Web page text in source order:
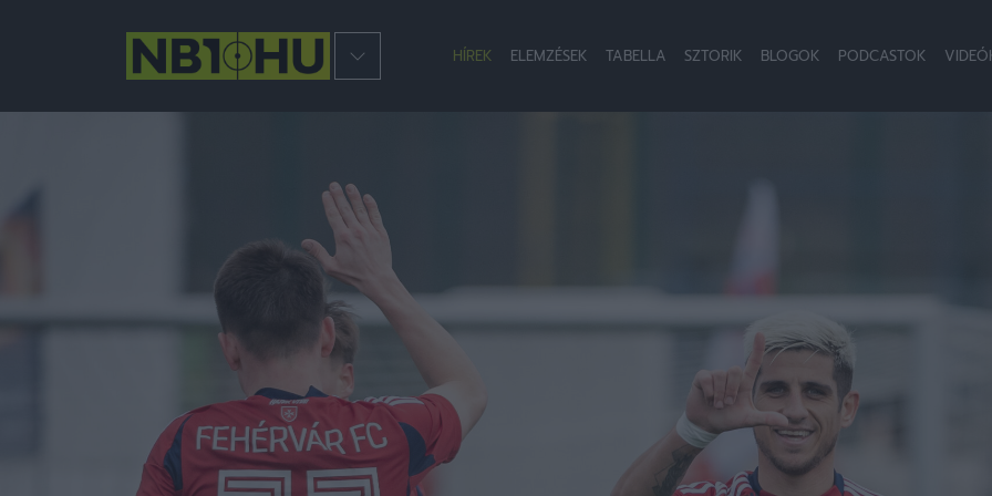
HÍREK ELEMZÉSEK TABELLA SZTORIK BLOGOK PODCASTOK